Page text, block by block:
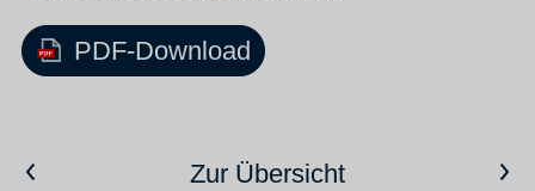
PDF-Download
Vorheriger ArtikelZur ÜbersichtNächster Artikel